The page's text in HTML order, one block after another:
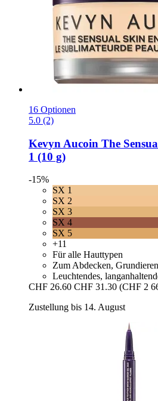
16 Optionen
5.0 (2)
Kevyn Aucoin The
1 (10 g)
-15%
SX 1
SX 2
SX 3
SX 4
SX 5
+11
Für alle Hauttypen
Zum Abdecken,
Leuchtendes,
CHF 26.60 CHF 31.30 (CHF 2
Zustellung bis 14. August